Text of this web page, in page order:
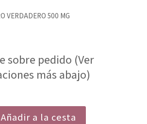
VERDADERO 500 MG
sobre pedido (Ver
más abajo)
Añadir a la cesta